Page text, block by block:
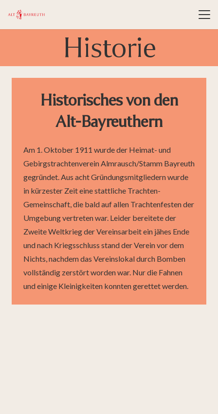
Historie
Historisches von den
Alt-Bayreuthern
Am 1. Oktober 1911 wurde der Heimat- und
Gebirgstrachtenverein Almrausch/Stamm Bayreuth
gegründet. Aus acht Gründungsmitgliedern wurde
in kürzester Zeit eine stattliche Trachten-
Gemeinschaft, die bald auf allen Trachtenfesten der
Umgebung vertreten war. Leider bereitete der
Zweite Weltkrieg der Vereinsarbeit ein jähes Ende
und nach Kriegsschluss stand der Verein vor dem
Nichts, nachdem das Vereinslokal durch Bomben
vollständig zerstört worden war. Nur die Fahnen
und einige Kleinigkeiten konnten gerettet werden.